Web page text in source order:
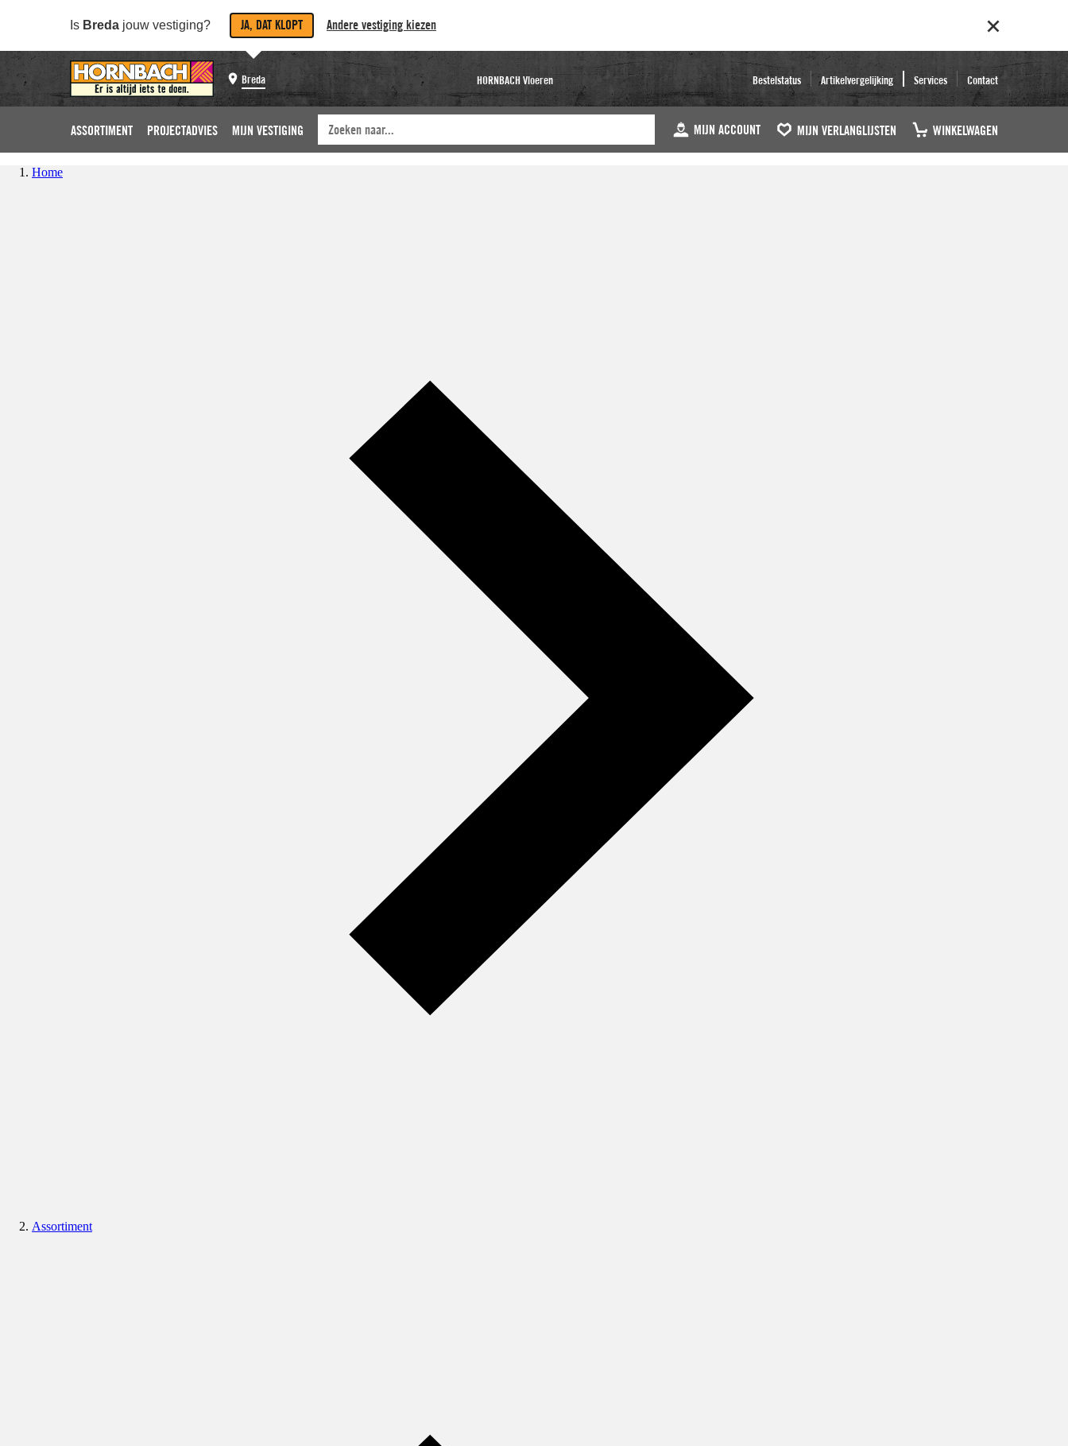
Is Breda jouw vestiging? JA, DAT KLOPT Andere vestiging kiezen
Breda HORNBACH Vloeren Bestelstatus Artikelvergelijking Services Contact
ASSORTIMENT PROJECTADVIES MIJN VESTIGING MIJN ACCOUNT MIJN VERLANGLIJSTEN WINKELWAGEN
Home
Assortiment